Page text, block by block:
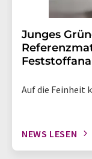
Junges
Auf die Feinheit
NEWS LESEN